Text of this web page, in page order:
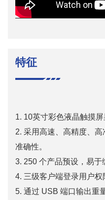
特征
1. 10英寸彩色液晶触摸
2. 采用高速、高精度、
准确性。
3. 250 个产品预设，易于
4. 三级客户端登录用户
5. 通过 USB 端口输出重